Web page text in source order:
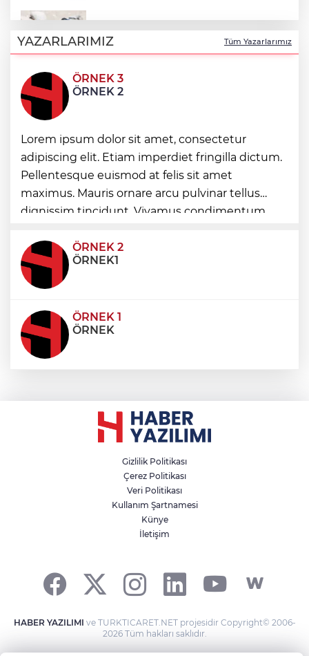
ulaştı
Kayseri Uluslarası Kültepe Toplantısı
bilim insanlarını buluşturdu
Kayseri Uluslararası Âşık Seyrani Kültür
ve Sanat Festivali büyüledi
Türk Dünyasının kalbi Keçiören’de attı
YAZARLARIMIZ Tüm Yazarlarımız
ÖRNEK 3
ÖRNEK 2
Lorem ipsum dolor sit amet, consectetur
adipiscing elit. Etiam imperdiet fringilla dictum.
Pellentesque euismod at felis sit amet
maximus. Mauris ornare arcu pulvinar tellus
dignissim tincidunt. Vivamus condimentum
condimentum eros et, faucibus sapien. Praese
ÖRNEK 2
ÖRNEK1
ÖRNEK 1
ÖRNEK
Gizlilik Politikası
Çerez Politikası
Veri Politikası
Kullanım Şartnamesi
Künye
İletişim
HABER YAZILIMI ve TURKTICARET.NET projesidir Copyright© 2006-
2026 Tüm hakları saklıdır.